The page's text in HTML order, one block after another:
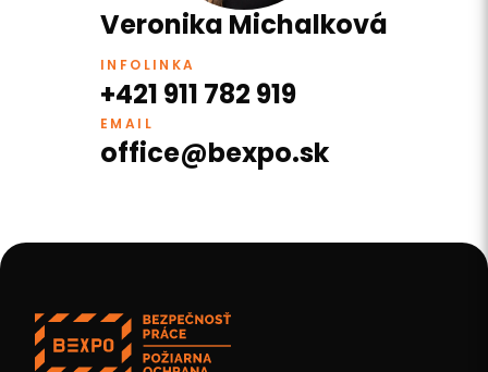
Veronika Michalková
INFOLINKA
+421 911 782 919
EMAIL
office@bexpo.sk